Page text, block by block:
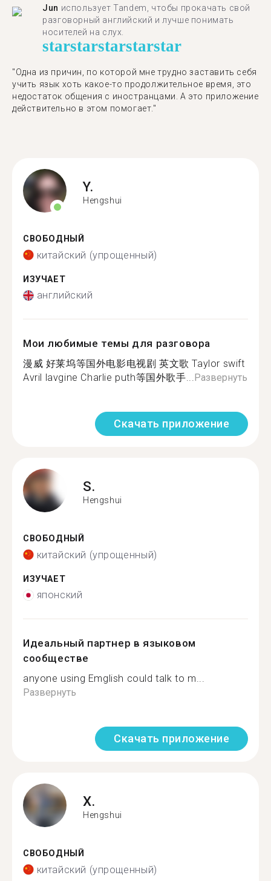
Jun использует Tandem, чтобы прокачать свой
разговорный английский и лучше понимать
носителей на слух.
starstarstarstarstar
"Одна из причин, по которой мне трудно заставить себя
учить язык хоть какое-то продолжительное время, это
недостаток общения с иностранцами. А это приложение
действительно в этом помогает."
Y.
Hengshui
СВОБОДНЫЙ
китайский (упрощенный)
ИЗУЧАЕТ
английский
Мои любимые темы для разговора
漫威 好莱坞等国外电影电视剧 英文歌 Taylor swift
Avril lavgine Charlie puth等国外歌手...Развернуть
Скачать приложение
S.
Hengshui
СВОБОДНЫЙ
китайский (упрощенный)
ИЗУЧАЕТ
японский
Идеальный партнер в языковом
сообществе
anyone using Emglish could talk to m...
Развернуть
Скачать приложение
X.
Hengshui
СВОБОДНЫЙ
китайский (упрощенный)